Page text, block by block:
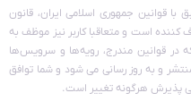
قوانین جمهوری اسلامی ایران، قانون
است و متعاقبا کاربر نیز موظف به
در قوانین مندرج، رویه‏‌ها و سرویس‏‌ها
و به روز رسانی می شود و شما توافق
پذیرش هرگونه تغییر است.